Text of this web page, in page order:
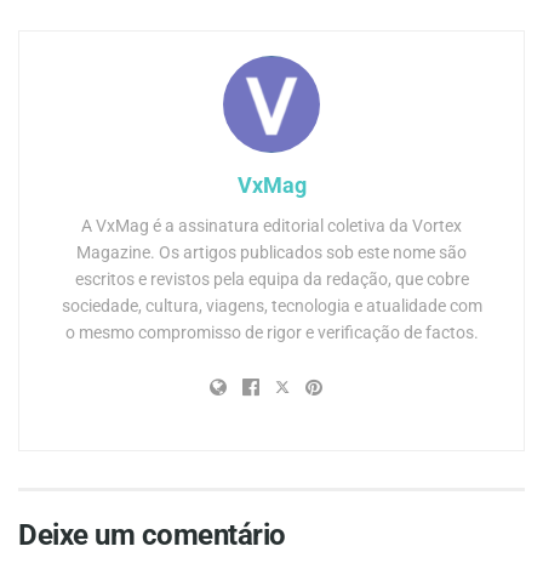
VxMag
A VxMag é a assinatura editorial coletiva da Vortex
Magazine. Os artigos publicados sob este nome são
escritos e revistos pela equipa da redação, que cobre
sociedade, cultura, viagens, tecnologia e atualidade com
o mesmo compromisso de rigor e verificação de factos.
Deixe um comentário